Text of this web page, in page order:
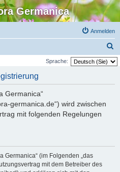
Germanica
Anmelden
u
Sprache:
Germanica“
germanica.de“) wird zwischen
mit folgenden Regelungen
Germanica“ (im Folgenden „das
mit dem Betreiber des